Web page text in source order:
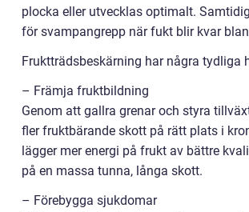
plocka eller utvecklas optimalt.
för svampangrepp när fukt blir kvar
Fruktträdsbeskärning har några tydliga
– Främja fruktbildning
Genom att gallra grenar och styra
fler fruktbärande skott på rätt plats i
lägger mer energi på frukt av bättre
på en massa tunna, långa skott.
– Förebygga sjukdomar